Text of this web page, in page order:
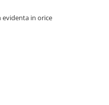
evidenta in orice